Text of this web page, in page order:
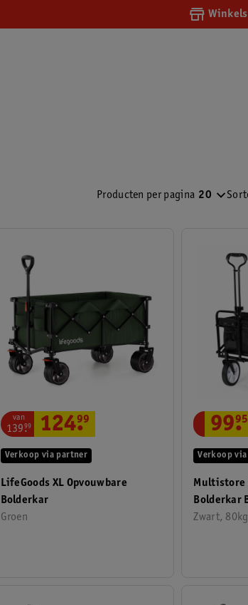
Winkels
Producten per pagina 20
LifeGoods XL Opvouwbare
Bolderkar
Groen
Verkoop via partner
van
139.
99 124.
99
Multistore
Bolderkar
Zwart,
Verkoop
99.
95